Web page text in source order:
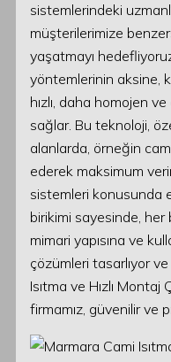
sistemlerindeki
müşterilerimize
yaşatmayı
yöntemlerinin aksine,
hızlı, daha homojen
sağlar. Bu teknoloji,
alanlarda, örneğin
ederek maksimum
sistemleri konusunda
birikimi sayesinde,
mimari yapısına ve
çözümleri tasarlıyor
Isıtma ve Hızlı Montaj
firmamız, güvenilir ve